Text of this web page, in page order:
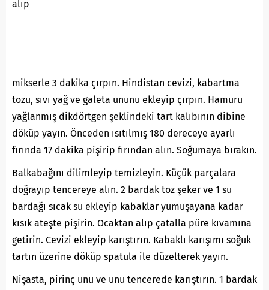
alıp
mikserle 3 dakika çırpın. Hindistan cevizi, kabartma
tozu, sıvı yağ ve galeta ununu ekleyip çırpın. Hamuru
yağlanmış dikdörtgen şeklindeki tart kalıbının dibine
döküp yayın. Önceden ısıtılmış 180 dereceye ayarlı
fırında 17 dakika pişirip fırından alın. Soğumaya bırakın.
Balkabağını dilimleyip temizleyin. Küçük parçalara
doğrayıp tencereye alın. 2 bardak toz şeker ve 1 su
bardağı sıcak su ekleyip kabaklar yumuşayana kadar
kısık ateşte pişirin. Ocaktan alıp çatalla püre kıvamına
getirin. Cevizi ekleyip karıştırın. Kabaklı karışımı soğuk
tartın üzerine döküp spatula ile düzelterek yayın.
Nişasta, pirinç unu ve unu tencerede karıştırın. 1 bardak